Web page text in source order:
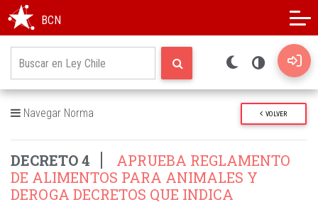
BCN
Navegar Norma VOLVER
DECRETO 4
APRUEBA REGLAMENTO
DE ALIMENTOS PARA ANIMALES Y
DEROGA DECRETOS QUE INDICA